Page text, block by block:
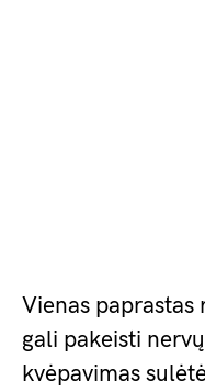
Vienas
gali pakeisti
kvėpavimas